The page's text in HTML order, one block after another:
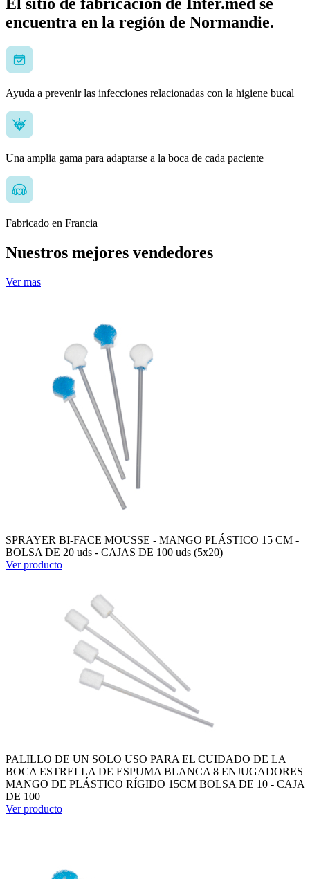
encuentra en la región de Normandie.
Ayuda a prevenir las infecciones relacionadas con la higiene bucal
Una amplia gama para adaptarse a la boca de cada paciente
Fabricado en Francia
Nuestros mejores vendedores
Ver mas
SPRAYER BI-FACE MOUSSE - MANGO PLÁSTICO 15 CM -
BOLSA DE 20 uds - CAJAS DE 100 uds (5x20)
Ver producto
PALILLO DE UN SOLO USO PARA EL CUIDADO DE LA
BOCA ESTRELLA DE ESPUMA BLANCA 8 ENJUGADORES
MANGO DE PLÁSTICO RÍGIDO 15CM BOLSA DE 10 - CAJA
DE 100
Ver producto